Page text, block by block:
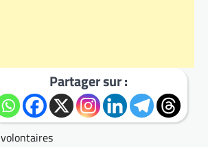
Partager sur :
volontaires